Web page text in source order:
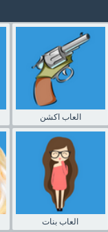
العاب اكشن
العاب بنات